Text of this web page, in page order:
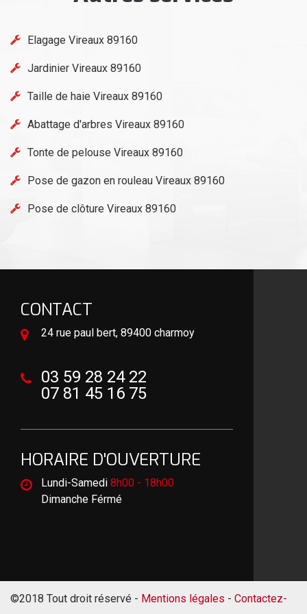
Elagage Vireaux 89160
Jardinier Vireaux 89160
Taille de haie Vireaux 89160
Abattage d'arbres Vireaux 89160
Tonte de pelouse Vireaux 89160
Pose de gazon en rouleau Vireaux 89160
Pose de clôture Vireaux 89160
CONTACT
24 rue paul bert, 89400 charmoy
03 59 28 24 22
07 81 45 16 75
HORAIRE D'OUVERTURE
Lundi-Samedi 8h00 - 18h00
Dimanche Férmé
©2018 Tout droit réservé - Mentions légales - Contactez-